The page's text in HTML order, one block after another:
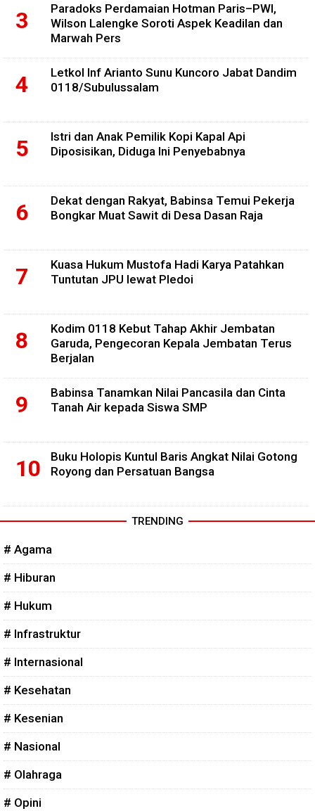
Paradoks Perdamaian Hotman Paris–PWI,
Wilson Lalengke Soroti Aspek Keadilan dan
Marwah Pers
Letkol Inf Arianto Sunu Kuncoro Jabat Dandim
0118/Subulussalam
Istri dan Anak Pemilik Kopi Kapal Api
Diposisikan, Diduga Ini Penyebabnya
Dekat dengan Rakyat, Babinsa Temui Pekerja
Bongkar Muat Sawit di Desa Dasan Raja
Kuasa Hukum Mustofa Hadi Karya Patahkan
Tuntutan JPU lewat Pledoi
Kodim 0118 Kebut Tahap Akhir Jembatan
Garuda, Pengecoran Kepala Jembatan Terus
Berjalan
Babinsa Tanamkan Nilai Pancasila dan Cinta
Tanah Air kepada Siswa SMP
Buku Holopis Kuntul Baris Angkat Nilai Gotong
Royong dan Persatuan Bangsa
TRENDING
# Agama
# Hiburan
# Hukum
# Infrastruktur
# Internasional
# Kesehatan
# Kesenian
# Nasional
# Olahraga
# Opini